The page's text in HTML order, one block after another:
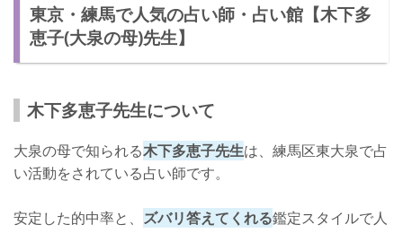
東京・練馬で人気の占い師・占い館【木下多
恵子(大泉の母)先生】
木下多恵子先生について
大泉の母で知られる木下多恵子先生は、練馬区東大泉で占
い活動をされている占い師です。
安定した的中率と、 ズバリ答えてくれる鑑定スタイルで人